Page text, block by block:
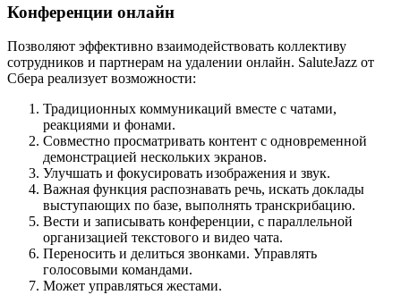
Конференции онлайн
Позволяют эффективно взаимодействовать коллективу
сотрудников и партнерам на удалении онлайн. SaluteJazz от
Сбера реализует возможности:
Традиционных коммуникаций вместе с чатами,
реакциями и фонами.
Совместно просматривать контент с одновременной
демонстрацией нескольких экранов.
Улучшать и фокусировать изображения и звук.
Важная функция распознавать речь, искать доклады
выступающих по базе, выполнять транскрибацию.
Вести и записывать конференции, с параллельной
организацией текстового и видео чата.
Переносить и делиться звонками. Управлять
голосовыми командами.
Может управляться жестами.